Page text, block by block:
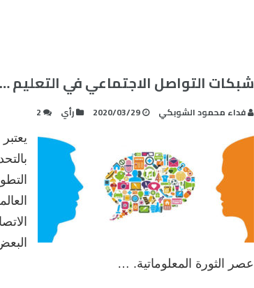
شبكات التواصل الاجتماعي في التعليم
فداء محمود الشوبكي 2020/03/29 رأي 2
عصر الثورة المعلوماتية. …